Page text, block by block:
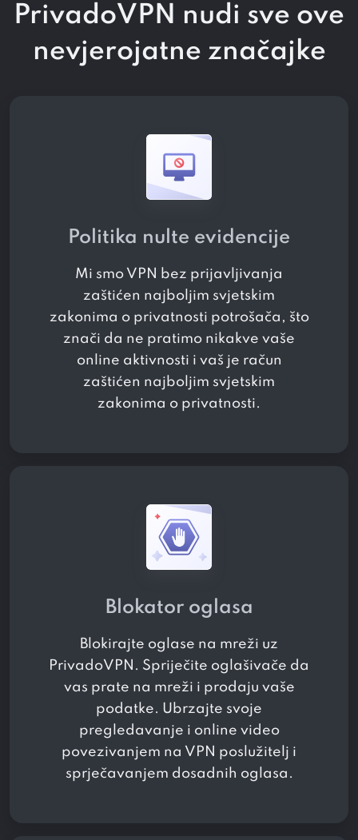
PrivadoVPN nudi sve ove
nevjerojatne značajke
Politika nulte evidencije
Mi smo VPN bez prijavljivanja
zaštićen najboljim svjetskim
zakonima o privatnosti potrošača, što
znači da ne pratimo nikakve vaše
online aktivnosti i vaš je račun
zaštićen najboljim svjetskim
zakonima o privatnosti.
Blokator oglasa
Blokirajte oglase na mreži uz
PrivadoVPN. Spriječite oglašivače da
vas prate na mreži i prodaju vaše
podatke. Ubrzajte svoje
pregledavanje i online video
povezivanjem na VPN poslužitelj i
sprječavanjem dosadnih oglasa.